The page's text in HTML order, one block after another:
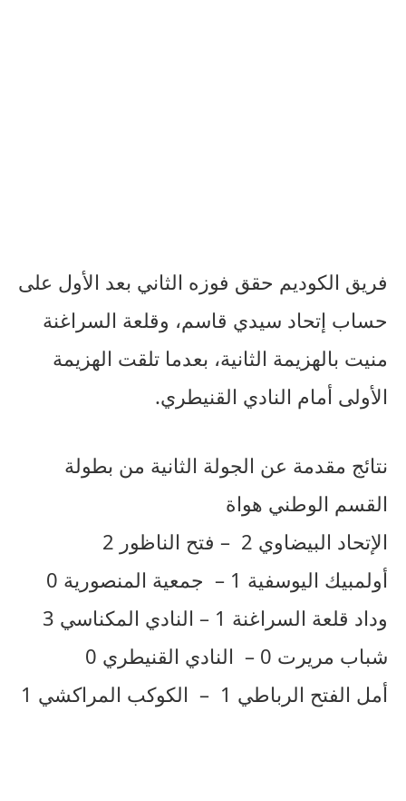
فريق الكوديم حقق فوزه الثاني بعد الأول على
حساب إتحاد سيدي قاسم، وقلعة السراغنة
منيت بالهزيمة الثانية، بعدما تلقت الهزيمة
الأولى أمام النادي القنيطري.
نتائج مقدمة عن الجولة الثانية من بطولة
القسم الوطني هواة
الإتحاد البيضاوي 2 – فتح الناظور 2
أولمبيك اليوسفية 1 – جمعية المنصورية 0
وداد قلعة السراغنة 1 – النادي المكناسي 3
شباب مريرت 0 – النادي القنيطري 0
أمل الفتح الرباطي 1 – الكوكب المراكشي 1